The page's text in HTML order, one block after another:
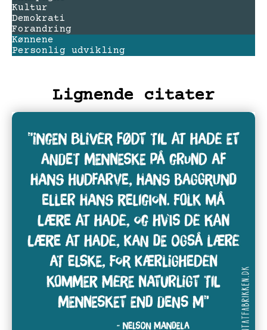
Kultur
Demokrati
Forandring
Kønnene
Personlig udvikling
Lignende citater